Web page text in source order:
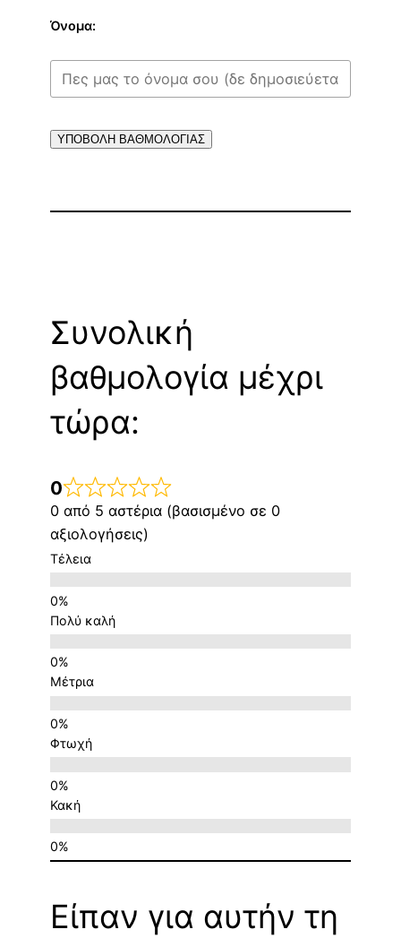
Όνομα:
ΥΠΟΒΟΛΗ ΒΑΘΜΟΛΟΓΙΑΣ
Συνολική
βαθμολογία μέχρι
τώρα:
0
0 από 5 αστέρια (βασισμένο σε 0
αξιολογήσεις)
Τέλεια
Πολύ καλή
Μέτρια
Φτωχή
Κακή
Είπαν για αυτήν τη